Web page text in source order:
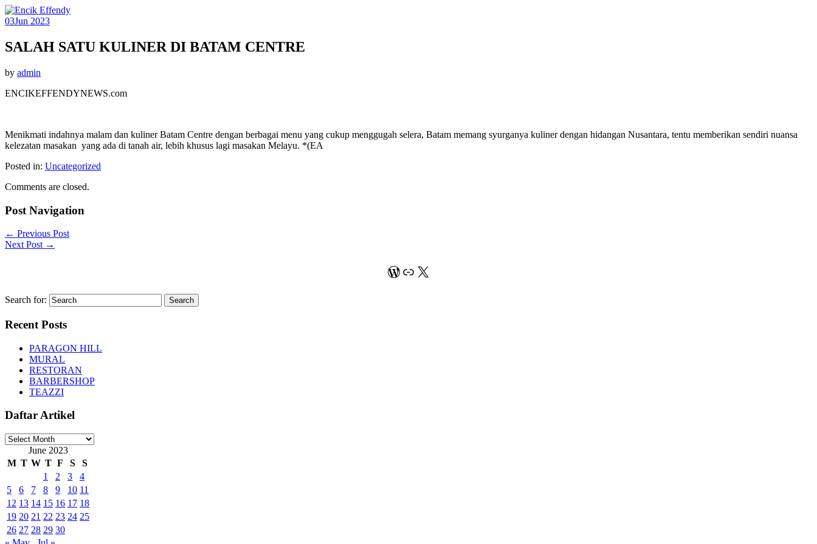
03Jun 2023
SALAH SATU KULINER DI BATAM CENTRE
by admin
ENCIKEFFENDYNEWS.com
Menikmati indahnya malam dan kuliner Batam Centre dengan berbagai menu yang cukup menggugah selera, Batam memang syurganya kuliner dengan hidangan Nusantara, tentu memberikan sendiri nuansa
kelezatan masakan yang ada di tanah air, lebih khusus lagi masakan Melayu. *(EA
Posted in: Uncategorized
Comments are closed.
Post Navigation
← Previous Post
Next Post →
WordPress
Link
X
Search for:
Recent Posts
PARAGON HILL
MURAL
RESTORAN
BARBERSHOP
TEAZZI
Daftar Artikel
Daftar
ArtikelJune 2023
M T W T F S
S
1
2 3
4
5
6 7 8 9 10 11
12 13 14 15 16 17 18
19 20 21 22 23 24 25
26 27 28 29 30